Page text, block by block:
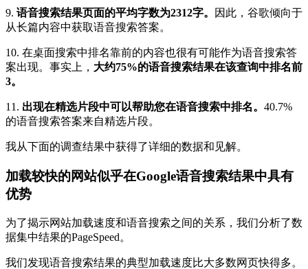
9. 语音搜索结果页面的平均字数为2312字。
因此，谷歌倾向于
从长篇内容中获取语音搜索答案。
10. 在桌面搜索中排名靠前的内容也很有可能作为语音搜索答
案出现。事实上， 大约75%的语音搜索结果在该查询中排名前
3。
11. 出现在精选片段中可以帮助您在语音搜索中排名。 40.7%
的语音搜索答案来自精选片段。
我从下面的调查结果中获得了详细的数据和见解。
加载较快的网站似乎在Google语音搜索结果中具有
优势
为了揭示网站加载速度和语音搜索之间的关系，我们分析了数
据集中结果的PageSpeed。
我们发现语音搜索结果的典型加载速度比大多数网页快得多。